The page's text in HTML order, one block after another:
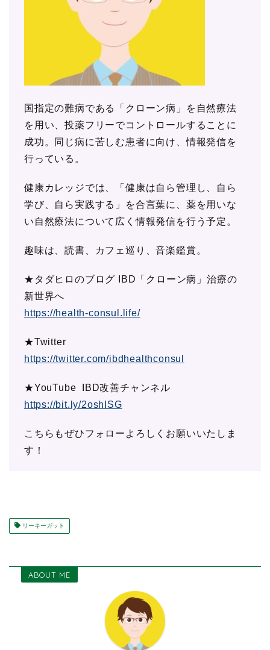
国指定の難病である「クローン病」を自然療法
を用い、投薬フリーでコントロールすることに
成功。同じ病に苦しむ患者に向け、情報発信を
行っている。
健康カレッジでは、「健康は自ら管理し、自ら
学び、自ら実践する」を合言葉に、薬を用いな
い自然療法について広く情報発信を行う予定。
趣味は、読書、カフェ巡り、音楽鑑賞。
★タダヒロのブログ IBD「クローン病」治療の
新世界へ
https://health-consul.life/
★Twitter
https://twitter.com/ibdhealthconsul
★YouTube IBD改善チャンネル
https://bit.ly/2oshISG
こちらもぜひフォローよろしくお願いいたしま
す！
リーキーガット
ABOUT ME